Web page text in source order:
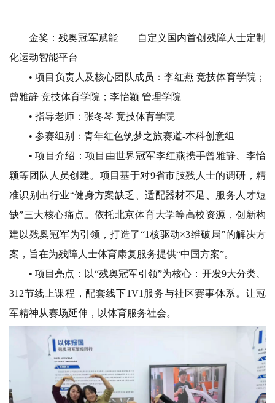
金奖：残奥冠军赋能——自定义国内首创残障人士定制
化运动智能平台
• 项目负责人及核心团队成员：李红燕 竞技体育学院；
曾雅静 竞技体育学院； 李怡颖 管理学院
• 指导老师： 张冬琴 竞技体育学院
• 参赛组别： 青年红色筑梦之旅赛道-本科创意组
• 项目介绍：项目由世界冠军李红燕携手曾雅静、李怡
颖等团队人员创建。项目基于对9省市肢残人士的调研，精
准识别出行业“健身方案缺乏、适配器材不足、服务人才短
缺”三大核心痛点。依托北京体育大学等高校资源，创新构
建以残奥冠军为引领，打造了“1核驱动×3维破局”的解决方
案，旨在为残障人士体育康复服务提供“中国方案”。
• 项目亮点： 以“残奥冠军引领”为核心：开发9大分类、
312节线上课程，配套线下1V1服务与社区赛事体系。让冠
军精神从赛场延伸，以体育服务社会。